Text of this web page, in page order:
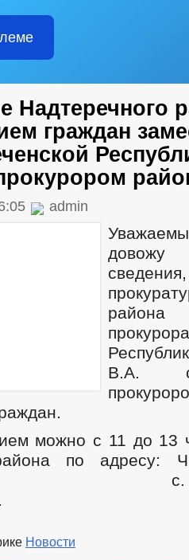
Надтеречного
граждан
admin
района
В.А.
можно с 11 до 13
по адресу:
Новости